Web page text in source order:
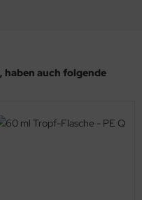
haben auch folgende